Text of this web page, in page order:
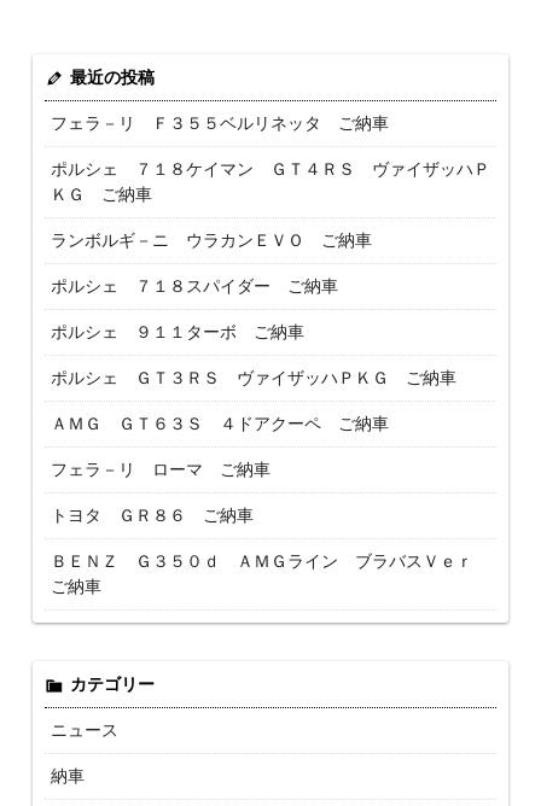
最近の投稿
フェラ－リ Ｆ３５５ベルリネッタ ご納車
ポルシェ ７１８ケイマン ＧＴ４ＲＳ ヴァイザッハＰ
ＫＧ ご納車
ランボルギ－ニ ウラカンＥＶＯ ご納車
ポルシェ ７１８スパイダー ご納車
ポルシェ ９１１ターボ ご納車
ポルシェ ＧＴ３ＲＳ ヴァイザッハＰＫＧ ご納車
ＡＭＧ ＧＴ６３Ｓ ４ドアクーペ ご納車
フェラ－リ ローマ ご納車
トヨタ ＧＲ８６ ご納車
ＢＥＮＺ Ｇ３５０ｄ ＡＭＧライン ブラバスＶｅｒ
ご納車
カテゴリー
ニュース
納車